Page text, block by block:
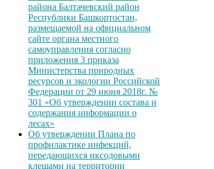
района Балтачевский район
Республики Башкортостан,
размещаемой на официальном
сайте органа местного
самоуправления согласно
приложения 3 приказа
Министерства природных
ресурсов и экологии Российской
Федерации от 29 июня 2018г. №
301 «Об утверждении состава и
содержания информации о
лесах»
Об утверждении Плана по
профилактике инфекций,
передающихся иксодовыми
клещами на территории